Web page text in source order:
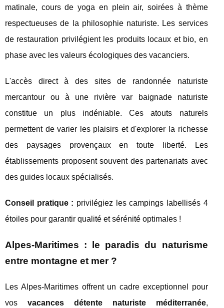
matinale, cours de yoga en plein air, soirées à thème
respectueuses de la philosophie naturiste. Les services
de restauration privilégient les produits locaux et bio, en
phase avec les valeurs écologiques des vacanciers.
L'accès direct à des sites de randonnée naturiste
mercantour ou à une rivière var baignade naturiste
constitue un plus indéniable. Ces atouts naturels
permettent de varier les plaisirs et d'explorer la richesse
des paysages provençaux en toute liberté. Les
établissements proposent souvent des partenariats avec
des guides locaux spécialisés.
Conseil pratique : privilégiez les campings labellisés 4
étoiles pour garantir qualité et sérénité optimales !
Alpes-Maritimes : le paradis du naturisme
entre montagne et mer ?
Les Alpes-Maritimes offrent un cadre exceptionnel pour
vos vacances détente naturiste méditerranée,